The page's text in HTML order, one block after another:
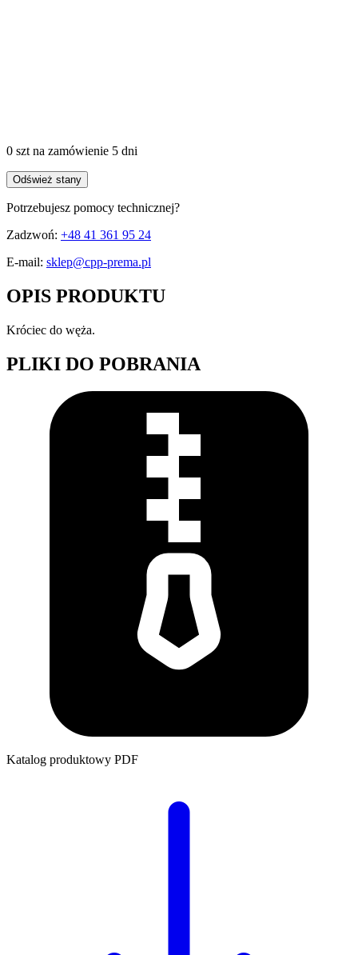
0 sztna zamówienie 5 dni
Odśwież stany
Potrzebujesz pomocy technicznej?
Zadzwoń: +48 41 361 95 24
E-mail: sklep@cpp-prema.pl
OPIS PRODUKTU
Króciec do węża.
PLIKI DO POBRANIA
Katalog produktowy PDF